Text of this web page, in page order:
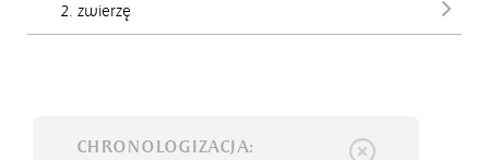
2. zwierzę
CHRONOLOGIZACJA: